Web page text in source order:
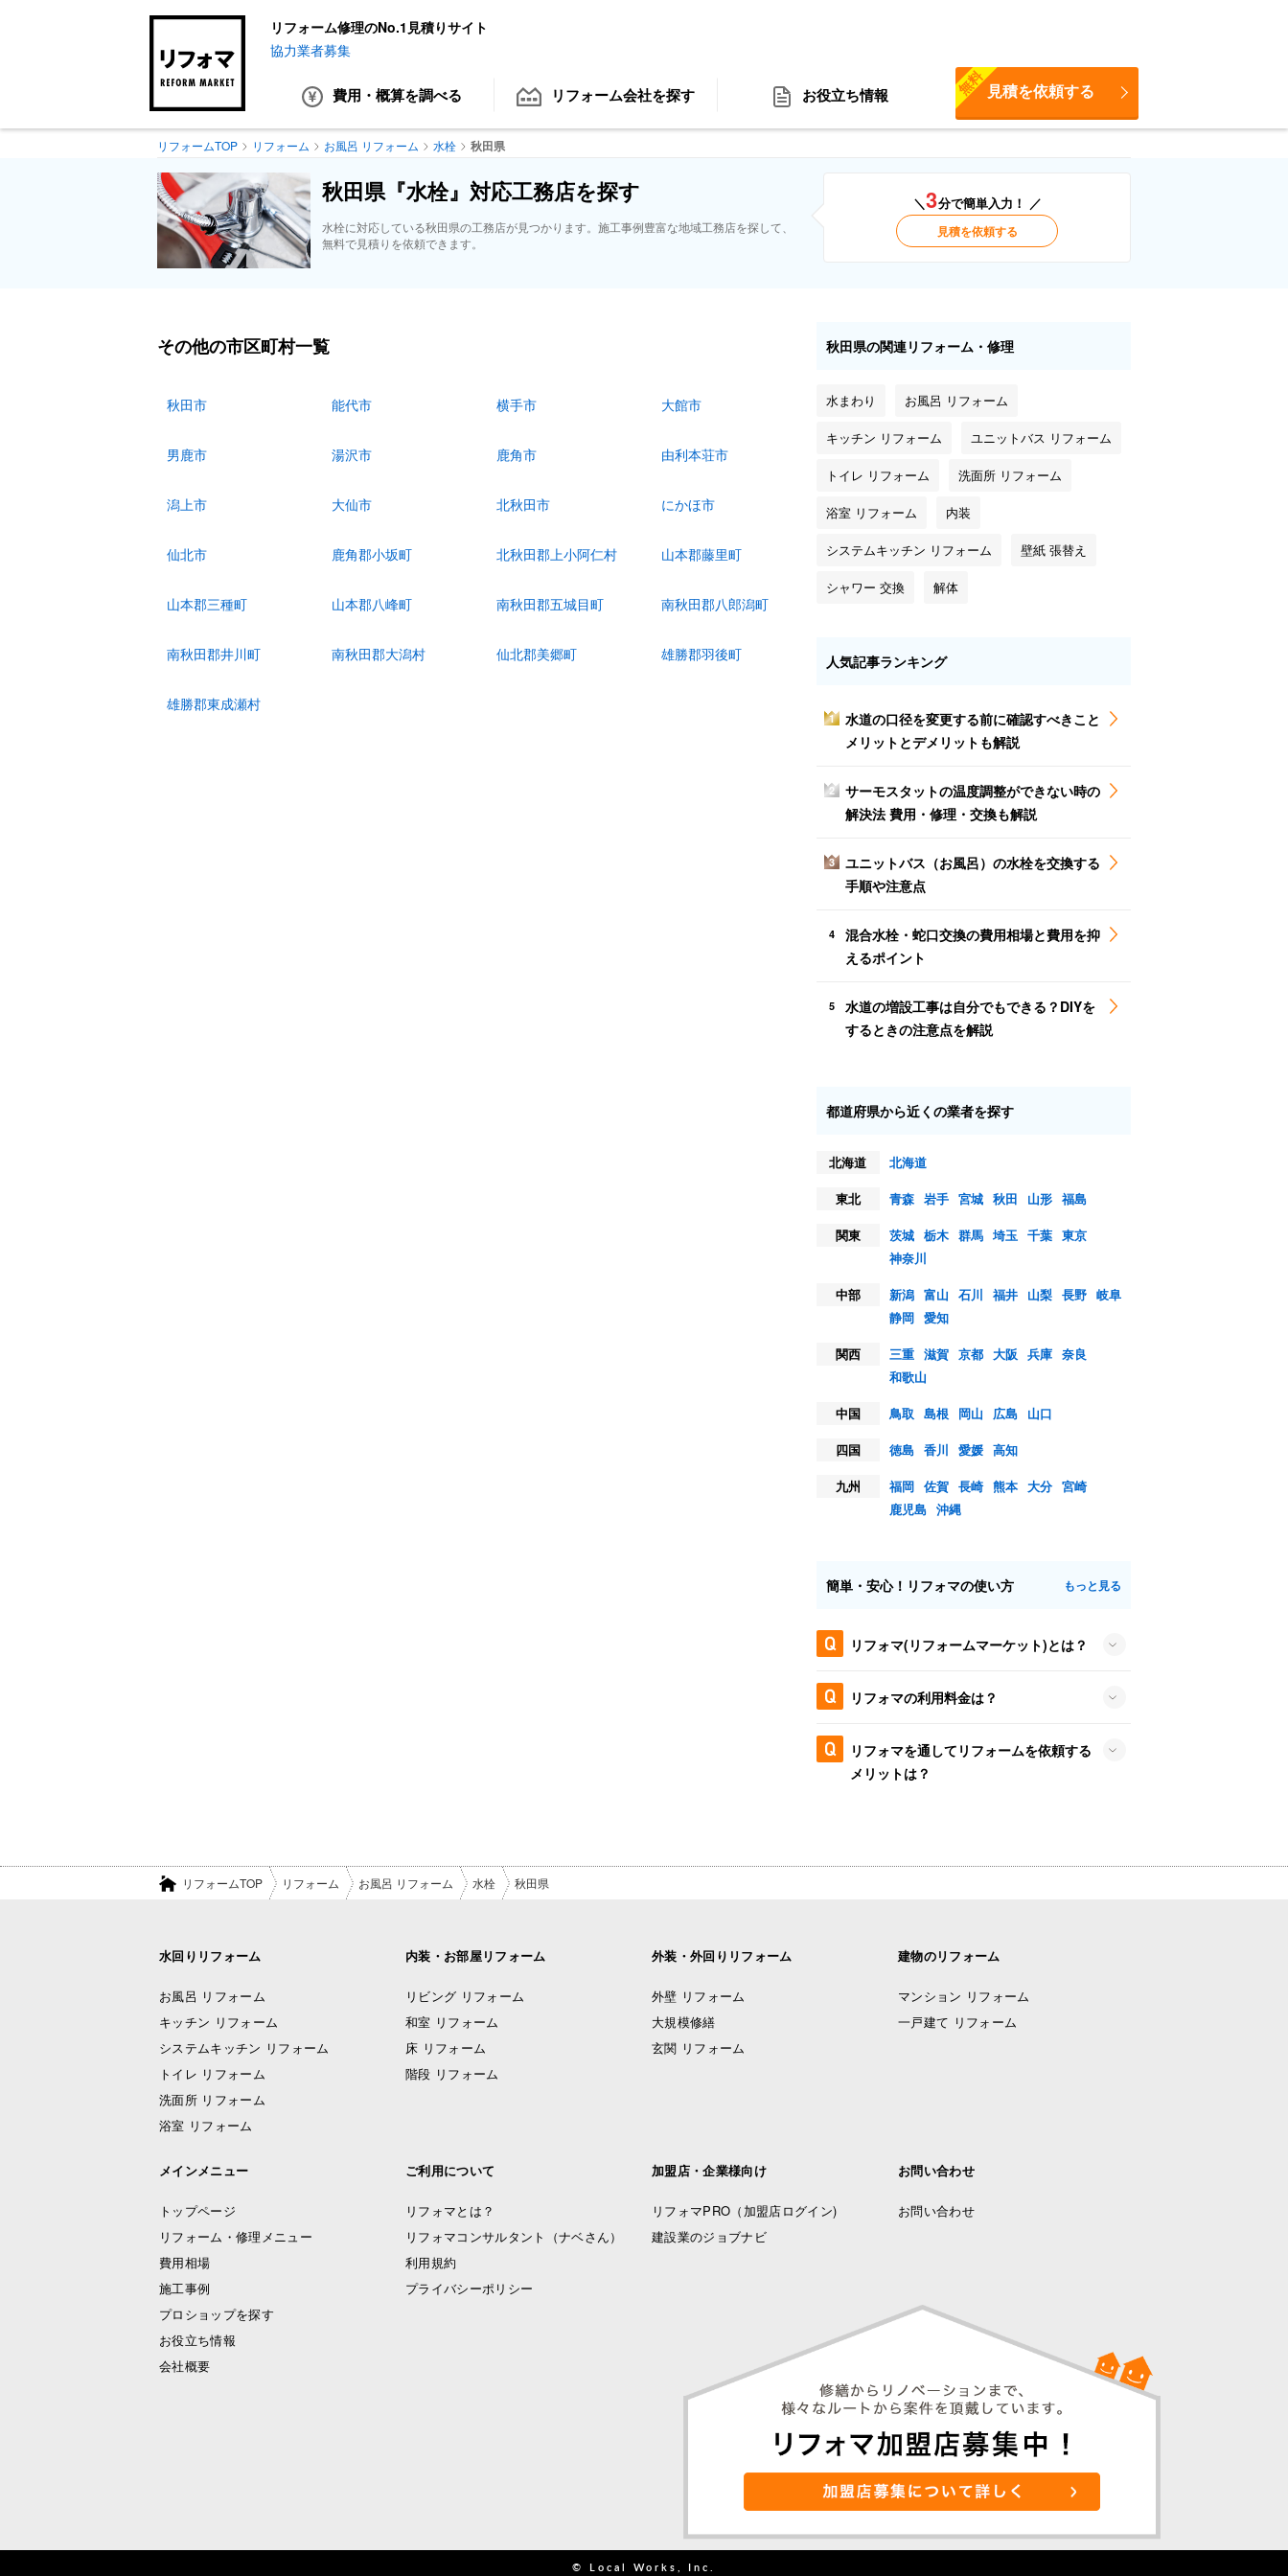
リフォーム修理のNo.1見積りサイト
協力業者募集
費用・概算を調べる リフォーム会社を探す お役立ち情報 見積を依頼する
無料
リフォームTOP リフォーム お風呂 リフォーム 水栓 秋田県
秋田県『水栓』対応工務店を探す
水栓に対応している秋田県の工務店が見つかります。施工事例豊富な地域工務店を探して、
無料で見積りを依頼できます。
＼3分で簡単入力！ ／
見積を依頼する
その他の市区町村一覧
秋田市 能代市 横手市 大館市
男鹿市 湯沢市 鹿角市 由利本荘市
潟上市 大仙市 北秋田市 にかほ市
仙北市 鹿角郡小坂町 北秋田郡上小阿仁村 山本郡藤里町
山本郡三種町 山本郡八峰町 南秋田郡五城目町 南秋田郡八郎潟町
南秋田郡井川町 南秋田郡大潟村 仙北郡美郷町 雄勝郡羽後町
雄勝郡東成瀬村
秋田県の関連リフォーム・修理
水まわり お風呂 リフォーム
キッチン リフォーム ユニットバス リフォーム
トイレ リフォーム 洗面所 リフォーム
浴室 リフォーム 内装
システムキッチン リフォーム 壁紙 張替え
シャワー 交換 解体
人気記事ランキング
1
水道の口径を変更する前に確認すべきこと
メリットとデメリットも解説
2
サーモスタットの温度調整ができない時の
解決法 費用・修理・交換も解説
3
ユニットバス（お風呂）の水栓を交換する
手順や注意点
4
混合水栓・蛇口交換の費用相場と費用を抑
えるポイント
5
水道の増設工事は自分でもできる？DIYを
するときの注意点を解説
都道府県から近くの業者を探す
北海道
北海道
東北
青森 岩手 宮城 秋田 山形 福島
関東
茨城 栃木 群馬 埼玉 千葉 東京
神奈川
中部
新潟 富山 石川 福井 山梨 長野 岐阜
静岡 愛知
関西
三重 滋賀 京都 大阪 兵庫 奈良
和歌山
中国
鳥取 島根 岡山 広島
山口
四国
徳島 香川 愛媛 高知
九州
福岡 佐賀 長崎 熊本 大分 宮崎
鹿児島 沖縄
簡単・安心！リフォマの使い方 もっと見る
リフォマ(リフォームマーケット)とは？
リフォマの利用料金は？
リフォマを通してリフォームを依頼する
メリットは？
リフォームTOP リフォーム お風呂 リフォーム 水栓 秋田県
水回りリフォーム
お風呂 リフォーム
キッチン リフォーム
システムキッチン リフォーム
トイレ リフォーム
洗面所 リフォーム
浴室 リフォーム
内装・お部屋リフォーム
リビング リフォーム
和室 リフォーム
床 リフォーム
階段 リフォーム
外装・外回りリフォーム
外壁 リフォーム
大規模修繕
玄関 リフォーム
建物のリフォーム
マンション リフォーム
一戸建て リフォーム
メインメニュー
トップページ
リフォーム・修理メニュー
費用相場
施工事例
プロショップを探す
お役立ち情報
会社概要
ご利用について
リフォマとは？
リフォマコンサルタント（ナベさん）
利用規約
プライバシーポリシー
加盟店・企業様向け
リフォマPRO （加盟店ログイン)
建設業のジョブナビ
お問い合わせ
お問い合わせ
© Local Works, Inc.